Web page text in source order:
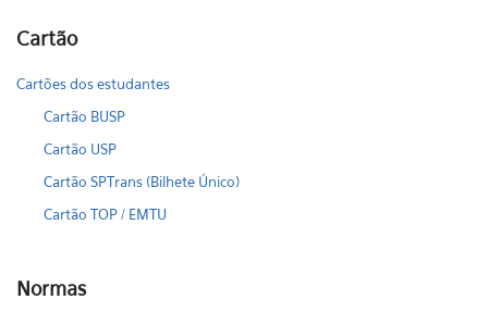
Cartão
Cartões dos estudantes
Cartão BUSP
Cartão USP
Cartão SPTrans (Bilhete Único)
Cartão TOP / EMTU
Normas